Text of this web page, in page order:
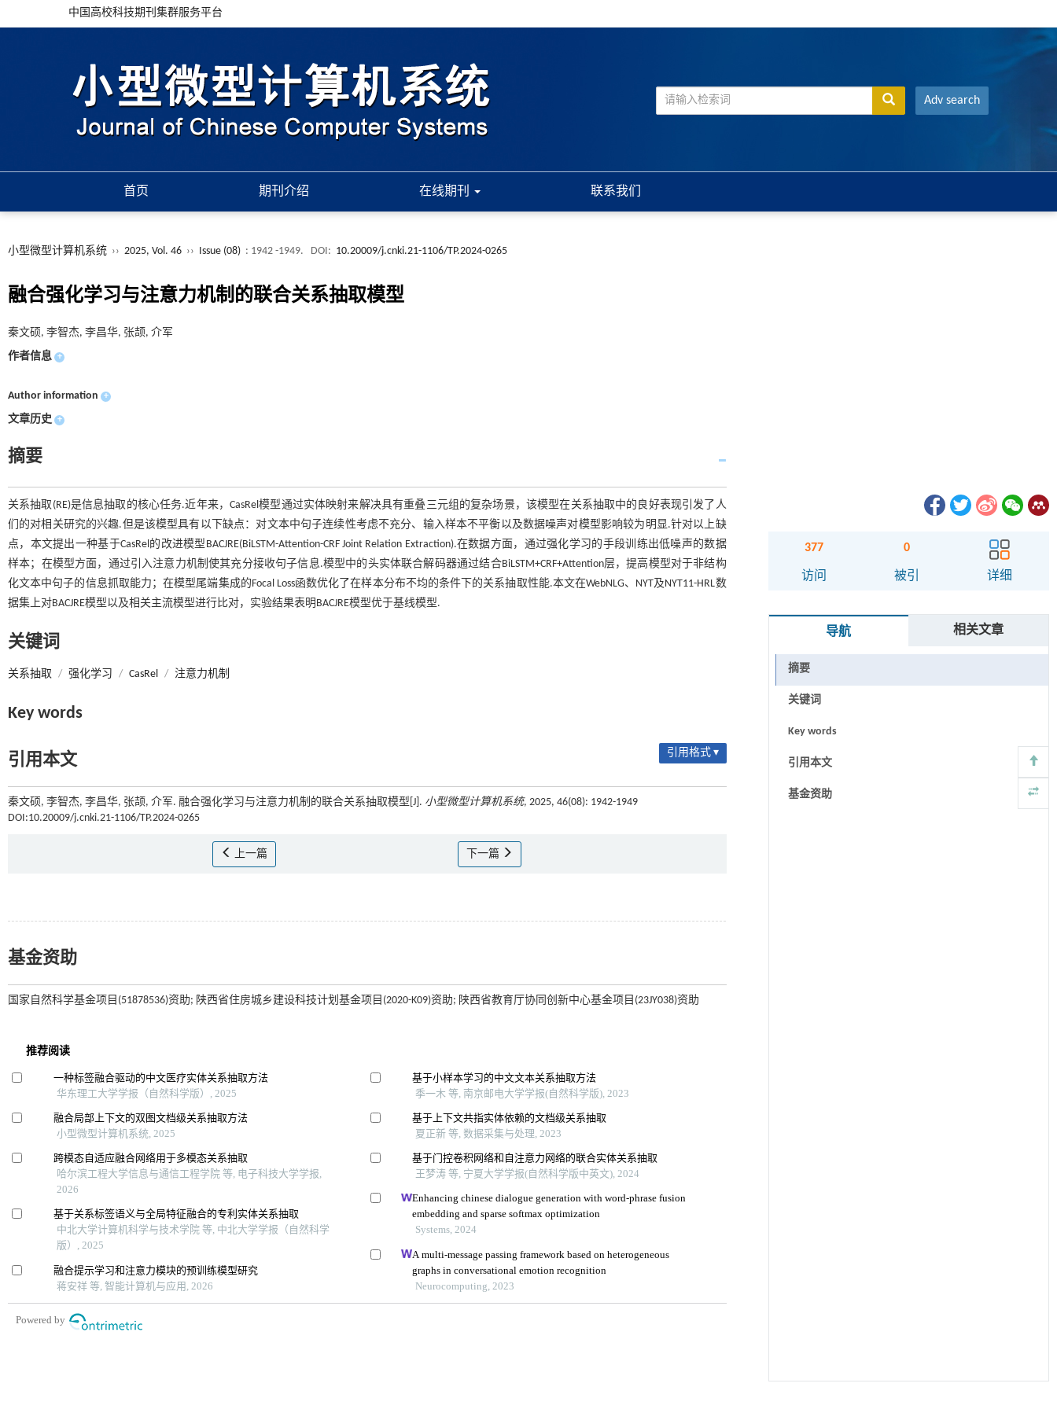
中国高校科技期刊集群服务平台
Adv search
首页 期刊介绍 在线期刊 联系我们
小型微型计算机系统 ›› 2025, Vol. 46 ›› Issue (08) : 1942 -1949. DOI: 10.20009/j.cnki.21-1106/TP.2024-0265
融合强化学习与注意力机制的联合关系抽取模型
秦文硕, 李智杰, 李昌华, 张颉, 介军
作者信息 +
Author information +
文章历史 +
摘要
关系抽取(RE)是信息抽取的核心任务.近年来，CasRel模型通过实体映射来解决具有重叠三元组的复杂场景，该模型在关系抽取中的良好表现引发了人
们的对相关研究的兴趣.但是该模型具有以下缺点：对文本中句子连续性考虑不充分、输入样本不平衡以及数据噪声对模型影响较为明显.针对以上缺
点，本文提出一种基于CasRel的改进模型BACJRE(BiLSTM-Attention-CRF Joint Relation Extraction).在数据方面，通过强化学习的手段训练出低噪声的数据
样本；在模型方面，通过引入注意力机制使其充分接收句子信息.模型中的头实体联合解码器通过结合BiLSTM+CRF+Attention层，提高模型对于非结构
化文本中句子的信息抓取能力；在模型尾端集成的Focal Loss函数优化了在样本分布不均的条件下的关系抽取性能.本文在WebNLG、NYT及NYT11-HRL数
据集上对BACJRE模型以及相关主流模型进行比对，实验结果表明BACJRE模型优于基线模型.
关键词
关系抽取 / 强化学习 / CasRel / 注意力机制
Key words
引用本文 引用格式 ▾
秦文硕, 李智杰, 李昌华, 张颉, 介军. 融合强化学习与注意力机制的联合关系抽取模型[J]. 小型微型计算机系统, 2025, 46(08): 1942-1949
DOI:10.20009/j.cnki.21-1106/TP.2024-0265
上一篇 下一篇
基金资助
国家自然科学基金项目(51878536)资助; 陕西省住房城乡建设科技计划基金项目(2020-K09)资助; 陕西省教育厅协同创新中心基金项目(23JY038)资助
377
访问
0
被引 详细
导航 相关文章
摘要
关键词
Key words
引用本文
基金资助